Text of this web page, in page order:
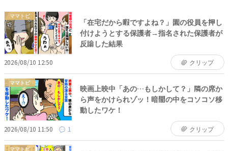
ママトピ
「在宅だから暇ですよね？」園の役員を押し
付けようとする保護者→指名された保護者が
反論した結果
2026/08/10 12:50 クリップ
ママトピ
映画上映中「あの…もしかして？」隣の席か
ら声をかけられゾッ！暗闇の中をコソコソ移
動したワケ！
2026/08/10 11:50 1 クリップ
ママトピ